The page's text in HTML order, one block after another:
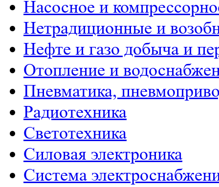
Насосное и
Нетрадиционные и
Нефте и газо добыча и
Отопление и
Пневматика,
Радиотехника
Светотехника
Силовая электроника
Система